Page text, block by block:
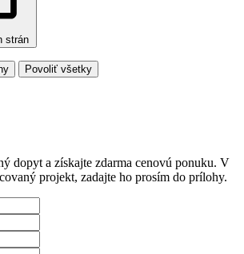
strán
Povoliť všetky
dopyt a získajte zdarma cenovú ponuku. V
projekt, zadajte ho prosím do prílohy.